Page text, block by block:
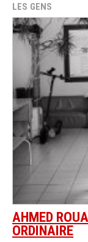
LES GENS
AHMED
ORDINAIRE